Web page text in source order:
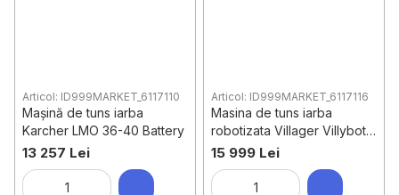
Articol: ID999MARKET_6117110
Mașină de tuns iarba
Karcher LMO 36-40 Battery
13 257 Lei
Articol: ID999MARKET_6117116
Masina de tuns iarba
robotizata Villager Villybot
2.1 Plus
15 999 Lei